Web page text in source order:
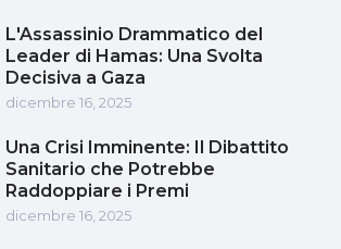
L'Assassinio Drammatico del
Leader di Hamas: Una Svolta
Decisiva a Gaza
dicembre 16, 2025
Una Crisi Imminente: Il Dibattito
Sanitario che Potrebbe
Raddoppiare i Premi
dicembre 16, 2025